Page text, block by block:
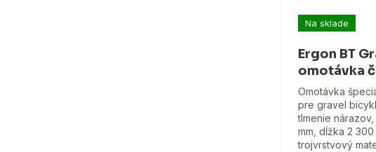
Na sklade
Ergon BT
omotávka
Omotávka
pre gravel
tlmenie
mm, dĺžka 2 300
trojvrstvový